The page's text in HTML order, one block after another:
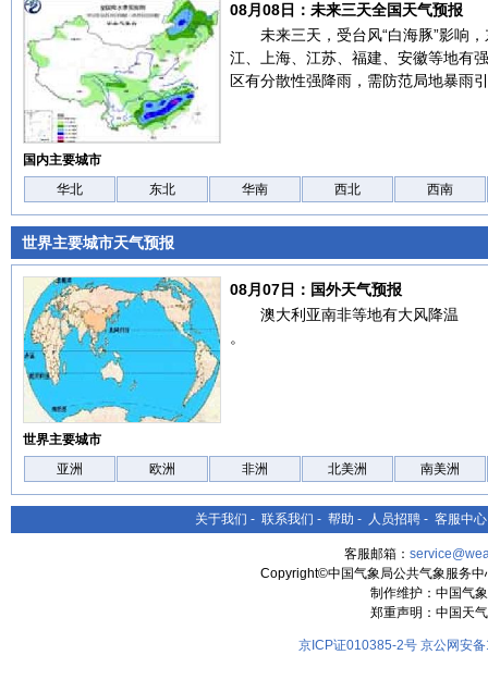
08月08日：未来三天全国天气预报
未来三天，受台风“白海豚”影响
江、上海、江苏、福建、安徽等地有
区有分散性强降雨，需防范局地暴雨
国内主要城市
华北
东北 华南 西北 西南
世界主要城市天气预报
08月07日：国外天气预报
澳大利亚南非等地有大风降温
。
世界主要城市
亚洲
欧洲 非洲 北美洲 南美洲
关于我们 - 联系我们 - 帮助 - 人员招聘 - 客服中心
客服邮箱：
Copyright©中国气象局公共气象服务
制作维护：中国气
郑重声明：中国天
京ICP证010385-2号 京公网安